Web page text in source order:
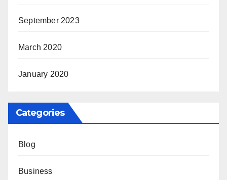
September 2023
March 2020
January 2020
Categories
Blog
Business